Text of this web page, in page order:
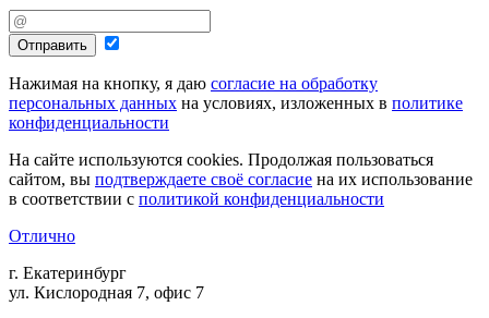
Отправить
Нажимая на кнопку, я даю согласие на обработку
персональных данных на условиях, изложенных в политике
конфиденциальности
На сайте используются cookies. Продолжая пользоваться
сайтом, вы подтверждаете своё согласие на их использование
в соответствии с политикой конфиденциальности
Отлично
г. Екатеринбург
ул. Кислородная 7, офис 7